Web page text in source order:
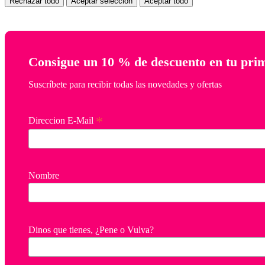
Consigue un 10 % de descuento en tu
Suscríbete para recibir todas las novedades y ofertas
Direccion E-Mail *
Nombre
Dinos que tienes, ¿Pene o Vulva?